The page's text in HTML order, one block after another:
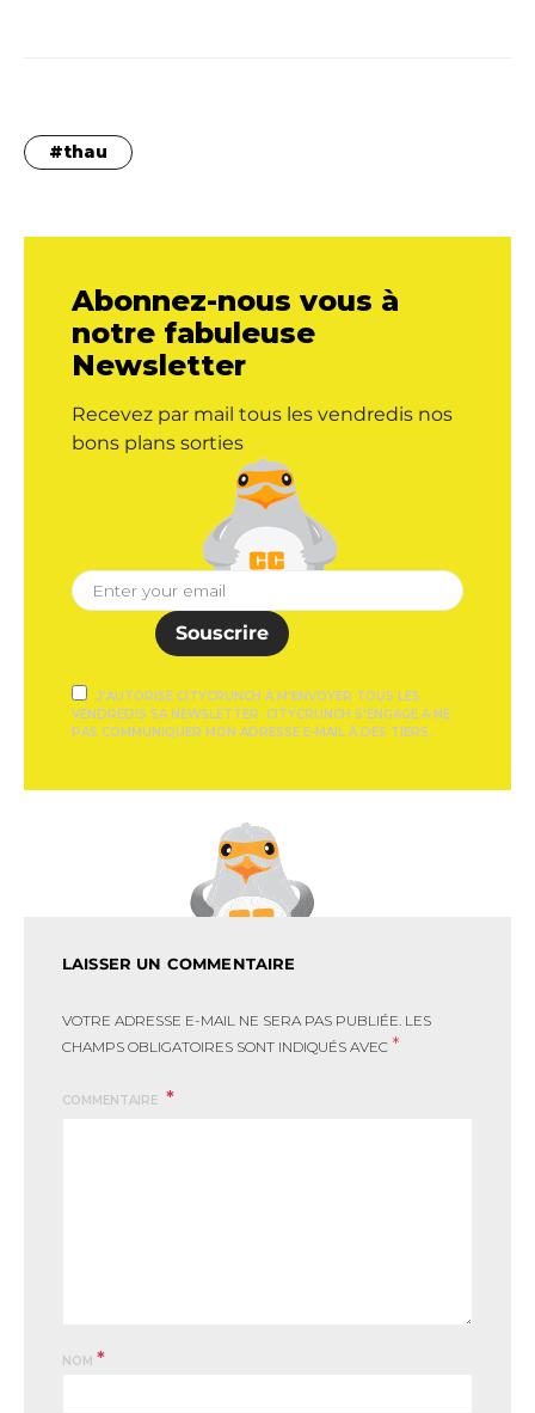
thau
Abonnez-nous vous à
notre fabuleuse
Newsletter
Recevez par mail tous les vendredis nos
bons plans sorties
Souscrire
J'AUTORISE CITYCRUNCH À M'ENVOYER TOUS LES
VENDREDIS SA NEWSLETTER. CITYCRUNCH S'ENGAGE À NE
PAS COMMUNIQUER MON ADRESSE E-MAIL À DES TIERS.
LAISSER UN COMMENTAIRE
VOTRE ADRESSE E-MAIL NE SERA PAS PUBLIÉE. LES
CHAMPS OBLIGATOIRES SONT INDIQUÉS AVEC *
COMMENTAIRE
NOM *